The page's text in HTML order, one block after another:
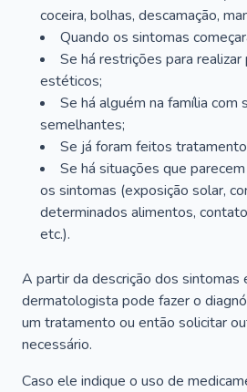
coceira, bolhas, descamação,
Quando os sintomas
Se há restrições para
estéticos;
Se há alguém na família com
semelhantes;
Se já foram feitos
Se há situações que
os sintomas (exposição solar,
determinados alimentos,
etc.).
A partir da descrição dos sintomas
dermatologista pode fazer o
um tratamento ou então solicitar
necessário.
Caso ele indique o uso de